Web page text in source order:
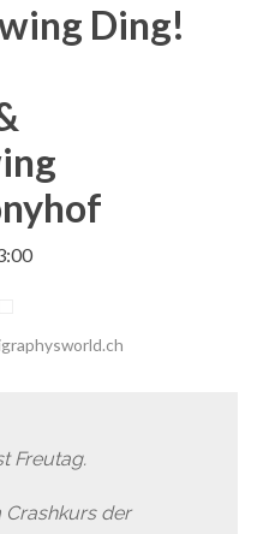
Ding!
Freutag.
Crashkurs der